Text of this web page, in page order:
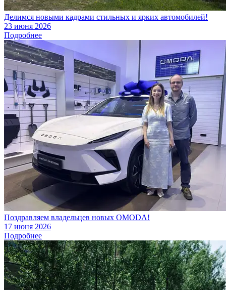
Делимся новыми кадрами стильных и ярких автомобилей!
23 июня 2026
Подробнее
Поздравляем владельцев новых OMODA!
17 июня 2026
Подробнее